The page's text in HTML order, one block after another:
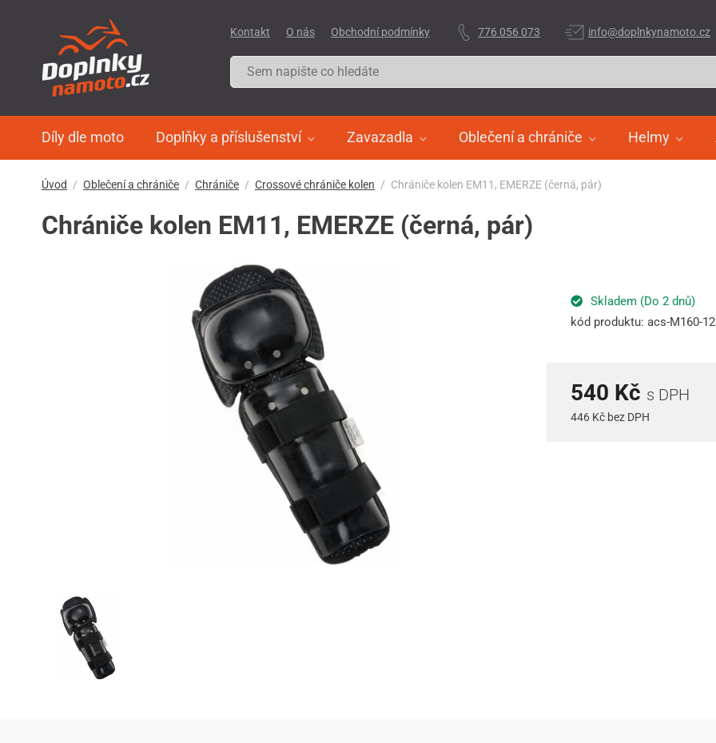
Díly dle moto Doplňky a příslušenství Zavazadla Oblečení a chrániče Helmy
Kontakt O nás Obchodní podmínky 776 056 073 info@doplnkynamoto.cz
Úvod Oblečení a chrániče Chrániče Crossové chrániče kolen Chrániče kolen EM11, EMERZE (černá, pár)
Chrániče kolen EM11, EMERZE (černá, pár)
Skladem (Do 2 dnů)
kód produktu: acs-M160-
540 Kč s DPH
446 Kč bez DPH